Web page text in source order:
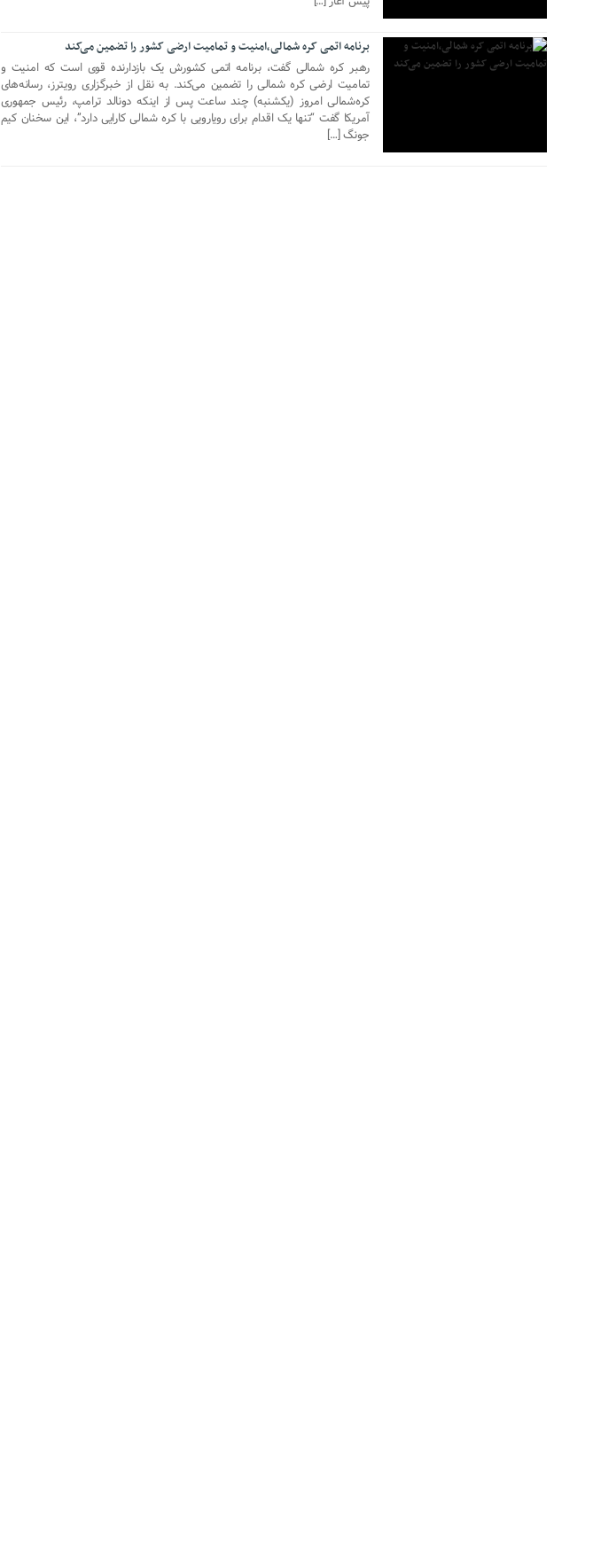
برنامه اتمی کره شمالی،امنیت و تمامیت ارضی کشور را تضمین می‌کند
رهبر کره شمالی گفت، برنامه اتمی کشورش یک بازدارنده قوی است که امنیت و
تمامیت ارضی کره شمالی را تضمین می‌کند. به نقل از خبرگزاری رویترز، رسانه‌های
کره‌شمالی امروز (یکشنبه) چند ساعت پس از اینکه دونالد ترامپ، رئیس جمهوری
آمریکا گفت “تنها یک اقدام برای رویارویی با کره شمالی کارایی دارد”، این سخنان کیم
جونگ […]